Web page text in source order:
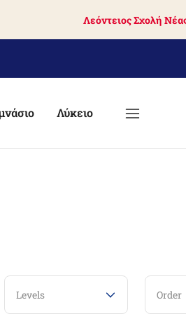
Λεόντειος Σχολή
Λύκειο
Levels Order